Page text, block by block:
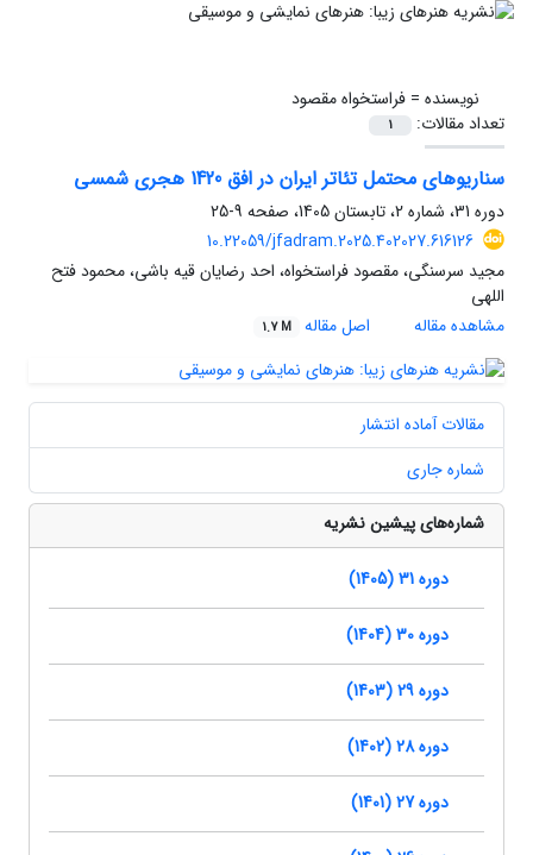
نویسنده =فراستخواه مقصود
تعداد مقالات:
1
سناریوهای محتمل تئاتر ایران در افق 1420 هجری شمسی
دوره 31، شماره 2، تابستان 1405، صفحه
9-25
10.22059/jfadram.2025.402027.616126
مجید سرسنگی، مقصود فراستخواه، احد رضایان قیه باشی، محمود فتح
اللهی
مشاهده مقاله
اصل مقاله 1.7 M
مقالات آماده انتشار
شماره جاری
شماره‌های پیشین نشریه
دوره 31 (1405)
دوره 30 (1404)
دوره 29 (1403)
دوره 28 (1402)
دوره 27 (1401)